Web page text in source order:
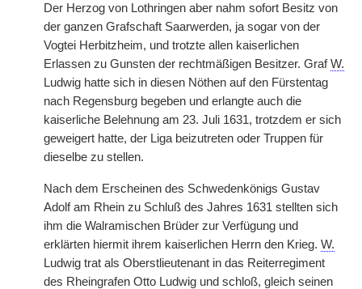
Der Herzog von Lothringen aber nahm sofort Besitz von
der ganzen Grafschaft Saarwerden, ja sogar von der
Vogtei Herbitzheim, und trotzte allen kaiserlichen
Erlassen zu Gunsten der rechtmäßigen Besitzer. GrafW.
Ludwig hatte sich in diesen Nöthen auf den Fürstentag
nach Regensburg begeben und erlangte auch die
kaiserliche Belehnung am 23. Juli 1631, trotzdem er sich
geweigert hatte, der Liga beizutreten oder Truppen für
dieselbe zu stellen.
Nach dem Erscheinen des Schwedenkönigs Gustav
Adolf am Rhein zu Schluß des Jahres 1631 stellten sich
ihm die Walramischen Brüder zur Verfügung und
erklärten hiermit ihrem kaiserlichen Herrn den Krieg. W.
Ludwig trat als Oberstlieutenant in das Reiterregiment
des Rheingrafen Otto Ludwig und schloß, gleich seinen